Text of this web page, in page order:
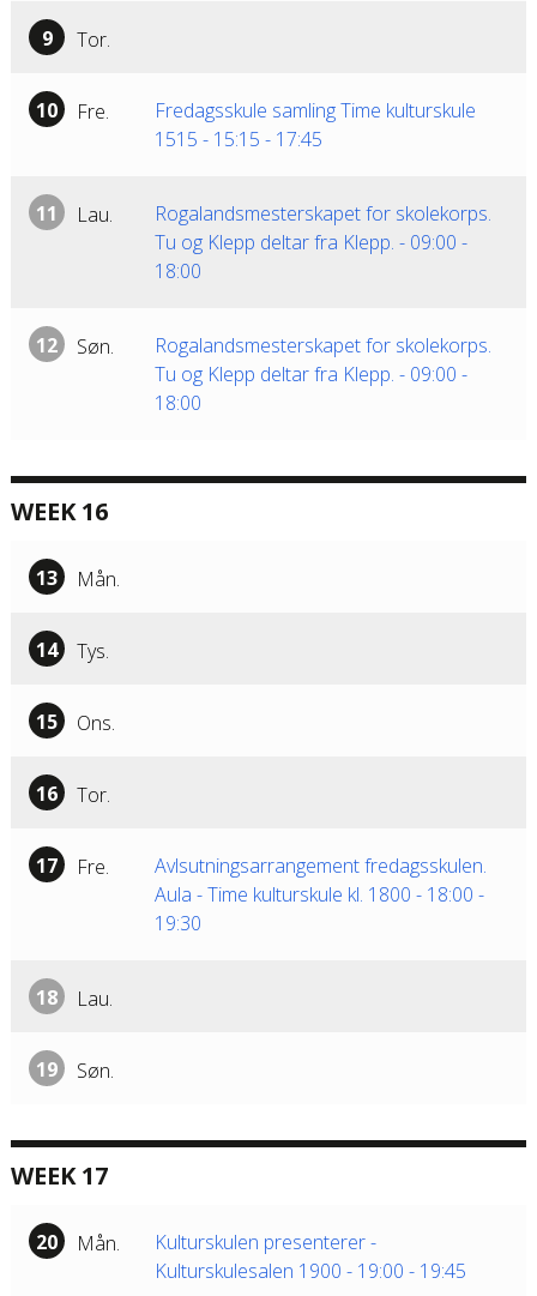
9 Tor.
10 Fre.
Fredagsskule samling Time kulturskule
1515 - 15:15 - 17:45
11 Lau.
Rogalandsmesterskapet for skolekorps.
Tu og Klepp deltar fra Klepp. - 09:00 -
18:00
12 Søn.
Rogalandsmesterskapet for skolekorps.
Tu og Klepp deltar fra Klepp. - 09:00 -
18:00
WEEK 16
13 Mån.
14 Tys.
15 Ons.
16 Tor.
17 Fre.
Avlsutningsarrangement fredagsskulen.
Aula - Time kulturskule kl. 1800 - 18:00 -
19:30
18 Lau.
19 Søn.
WEEK 17
20 Mån.
Kulturskulen presenterer -
Kulturskulesalen 1900 - 19:00 - 19:45